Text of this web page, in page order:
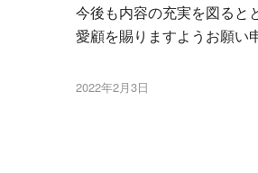
今後も内容の充実を図ると
愛顧を賜りますようお願い
2022年2月3日